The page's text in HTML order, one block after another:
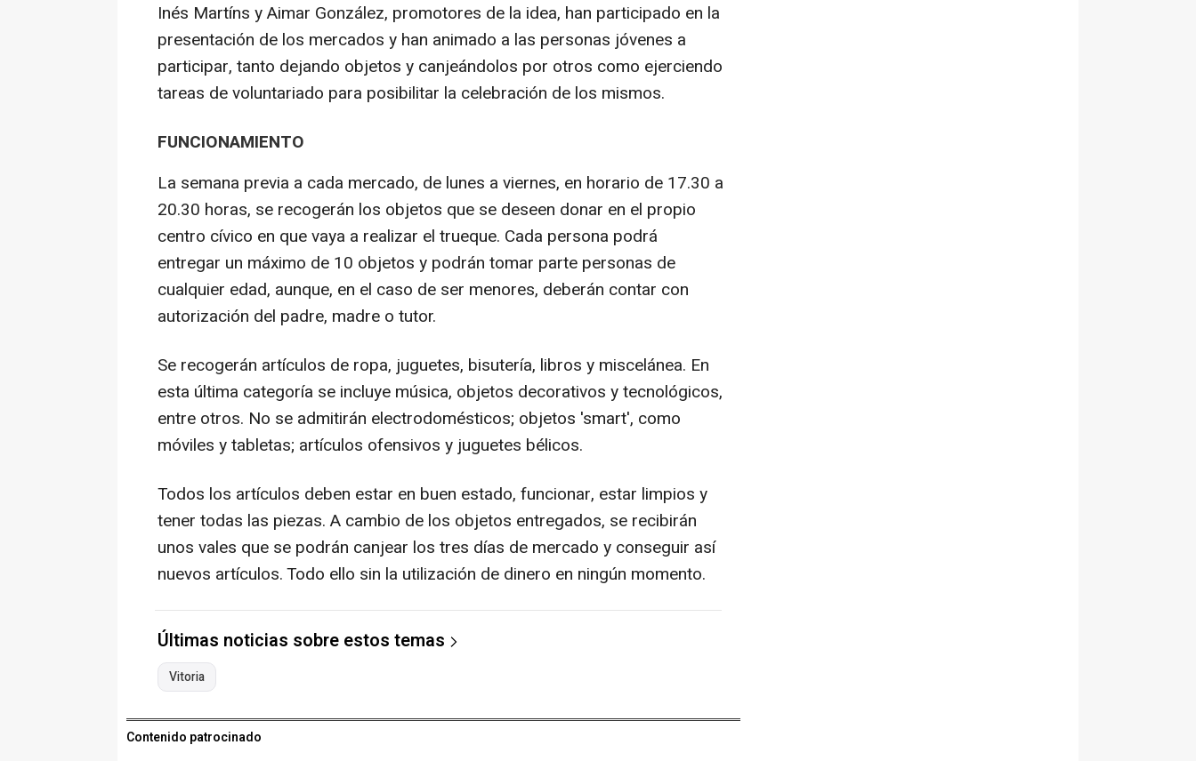
Inés Martíns y Aimar González, promotores de la idea, han participado en la
presentación de los mercados y han animado a las personas jóvenes a
participar, tanto dejando objetos y canjeándolos por otros como ejerciendo
tareas de voluntariado para posibilitar la celebración de los mismos.
FUNCIONAMIENTO
La semana previa a cada mercado, de lunes a viernes, en horario de 17.30 a
20.30 horas, se recogerán los objetos que se deseen donar en el propio
centro cívico en que vaya a realizar el trueque. Cada persona podrá
entregar un máximo de 10 objetos y podrán tomar parte personas de
cualquier edad, aunque, en el caso de ser menores, deberán contar con
autorización del padre, madre o tutor.
Se recogerán artículos de ropa, juguetes, bisutería, libros y miscelánea. En
esta última categoría se incluye música, objetos decorativos y tecnológicos,
entre otros. No se admitirán electrodomésticos; objetos 'smart', como
móviles y tabletas; artículos ofensivos y juguetes bélicos.
Todos los artículos deben estar en buen estado, funcionar, estar limpios y
tener todas las piezas. A cambio de los objetos entregados, se recibirán
unos vales que se podrán canjear los tres días de mercado y conseguir así
nuevos artículos. Todo ello sin la utilización de dinero en ningún momento.
Últimas noticias sobre estos temas
Vitoria
Contenido patrocinado